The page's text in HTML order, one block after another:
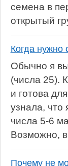
семена в
открытый
Когда нужно
Обычно я
(числа 25).
и готова
узнала, что
числа 5-6
Возможно,
Почему не